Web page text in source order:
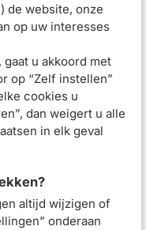
de website, onze
op uw interesses
u akkoord met
op “Zelf instellen”
cookies u
dan weigert u alle
in elk geval
altijd wijzigen of
onderaan
Roche-Posay
n16 SPF25
n10 SPF25
30ml